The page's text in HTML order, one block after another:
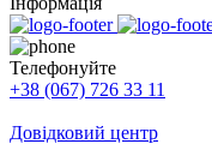
Телефонуйте
+38 (067) 726 33 11
Довідковий центр